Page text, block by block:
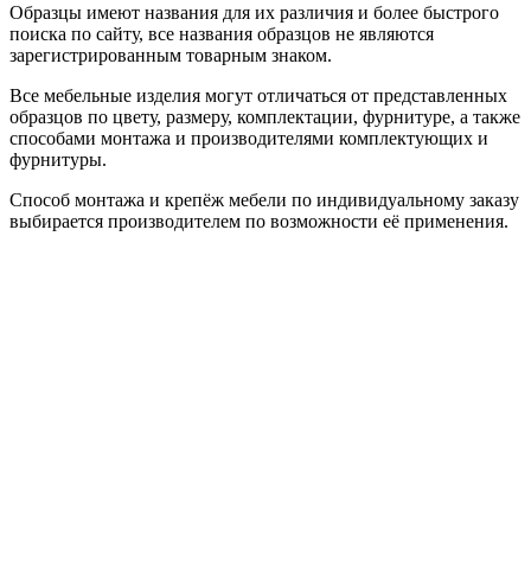
Образцы имеют названия для их различия и более быстрого
поиска по сайту, все названия образцов не являются
зарегистрированным товарным знаком.
Все мебельные изделия могут отличаться от представленных
образцов по цвету, размеру, комплектации, фурнитуре, а также
способами монтажа и производителями комплектующих и
фурнитуры.
Способ монтажа и крепёж мебели по индивидуальному заказу
выбирается производителем по возможности её применения.